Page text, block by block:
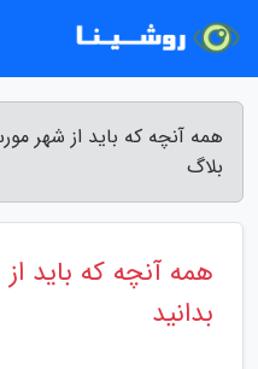
همه آنچه که باید از شهر
بلاگ
همه آنچه که باید از
بدانید